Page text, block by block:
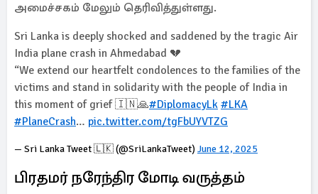
அமைச்சகம் மேலும் தெரிவித்துள்ளது.
Sri Lanka is deeply shocked and saddened by the tragic Air
India plane crash in Ahmedabad 💔
“We extend our heartfelt condolences to the families of the
victims and stand in solidarity with the people of India in
this moment of grief 🇮🇳🙏#DiplomacyLk #LKA
#PlaneCrash… pic.twitter.com/tgFbUYVTZG
— Sri Lanka Tweet 🇱🇰 (@SriLankaTweet) June 12, 2025
பிரதமர் நரேந்திர மோடி வருத்தம்